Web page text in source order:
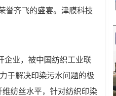
誉齐飞的盛宴。津膜科技
企业，被中国纺织工业联
于解决印染污水问题的极
纺丝水平，针对纺织印染